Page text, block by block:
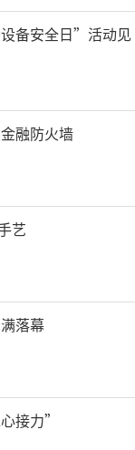
意度指数持续
正成为我省突
的“精品牌
”农业链接致
农业不再满足
，而是以“特
致富的“金钥
破性，体现在
的“破界”之旅
备安全日”活动见
融防火墙
艺
落幕
接力”